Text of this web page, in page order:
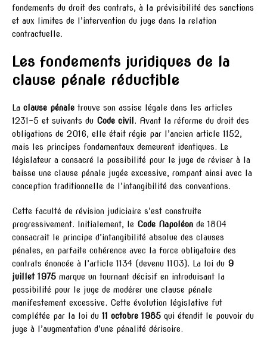
fondements du droit des contrats, à la prévisibilité des sanctions
et aux limites de l’intervention du juge dans la relation
contractuelle.
Les fondements juridiques de la
clause pénale réductible
La clause pénale trouve son assise légale dans les articles
1231-5 et suivants du Code civil . Avant la réforme du droit des
obligations de 2016, elle était régie par l’ancien article 1152,
mais les principes fondamentaux demeurent identiques. Le
législateur a consacré la possibilité pour le juge de réviser à la
baisse une clause pénale jugée excessive, rompant ainsi avec la
conception traditionnelle de l’intangibilité des conventions.
Cette faculté de révision judiciaire s’est construite
progressivement. Initialement, le Code Napoléon de 1804
consacrait le principe d’intangibilité absolue des clauses
pénales, en parfaite cohérence avec la force obligatoire des
contrats énoncée à l’article 1134 (devenu 1103). La loi du 9
juillet 1975 marque un tournant décisif en introduisant la
possibilité pour le juge de modérer une clause pénale
manifestement excessive. Cette évolution législative fut
complétée par la loi du 11 octobre 1985 qui étendit le pouvoir du
juge à l’augmentation d’une pénalité dérisoire.